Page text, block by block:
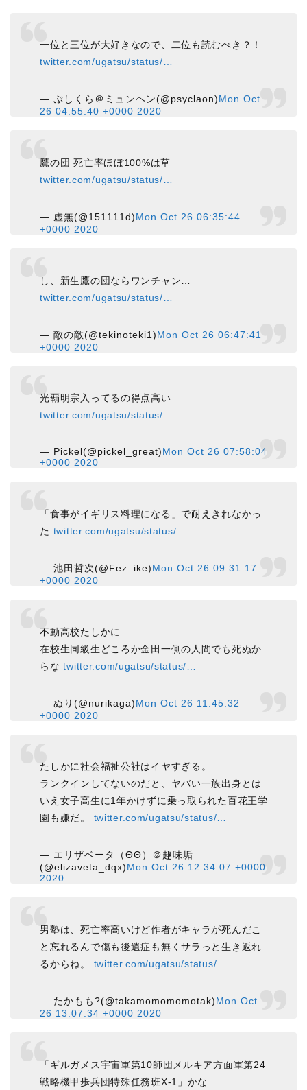
一位と三位が大好きなので、二位も読むべき？！
twitter.com/ugatsu/status/…
— ぷしくら＠ミュンヘン(@psyclaon)Mon Oct
26 04:55:40 +0000 2020
鷹の団 死亡率ほぼ100%は草
twitter.com/ugatsu/status/…
— 虚無(@151111d)Mon Oct 26 06:35:44
+0000 2020
し、新生鷹の団ならワンチャン…
twitter.com/ugatsu/status/…
— 敵の敵(@tekinoteki1)Mon Oct 26 06:47:41
+0000 2020
光覇明宗入ってるの得点高い
twitter.com/ugatsu/status/…
— Pickel(@pickel_great)Mon Oct 26 07:58:04
+0000 2020
「食事がイギリス料理になる」で耐えきれなかっ
た twitter.com/ugatsu/status/…
— 池田哲次(@Fez_ike)Mon Oct 26 09:31:17
+0000 2020
不動高校たしかに
在校生同級生どころか金田一側の人間でも死ぬか
らなtwitter.com/ugatsu/status/…
— ぬり(@nurikaga)Mon Oct 26 11:45:32
+0000 2020
たしかに社会福祉公社はイヤすぎる。
ランクインしてないのだと、ヤバい一族出身とは
いえ女子高生に1年かけずに乗っ取られた百花王学
園も嫌だ。 twitter.com/ugatsu/status/…
— エリザベータ（ΘΘ）＠趣味垢
(@elizaveta_dqx)Mon Oct 26 12:34:07 +0000
2020
男塾は、死亡率高いけど作者がキャラが死んだこ
と忘れるんで傷も後遺症も無くサラっと生き返れ
るからね。 twitter.com/ugatsu/status/…
— たかもも?(@takamomomomotak)Mon Oct
26 13:07:34 +0000 2020
「ギルガメス宇宙軍第10師団メルキア方面軍第24
戦略機甲歩兵団特殊任務班X-1」かな……